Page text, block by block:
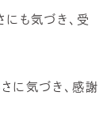
にも気づき、受
に気づき、感謝